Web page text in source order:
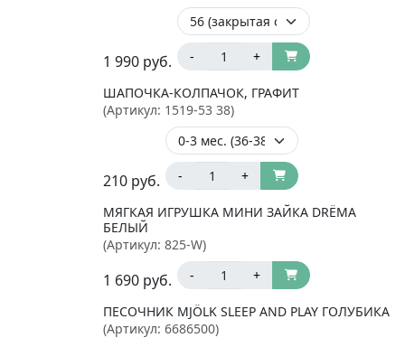
1 990 руб. - +
ШАПОЧКА-КОЛПАЧОК, ГРАФИТ
(Артикул: 1519-53 38)
210 руб. - +
МЯГКАЯ ИГРУШКА МИНИ ЗАЙКА DRЁMA
БЕЛЫЙ
(Артикул: 825-W)
1 690 руб. - +
ПЕСОЧНИК MJÖLK SLEEP AND PLAY ГОЛУБИКА
(Артикул: 6686500)